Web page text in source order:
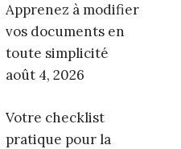
Apprenez à modifier
vos documents en
toute simplicité
août 4, 2026
Votre checklist
pratique pour la